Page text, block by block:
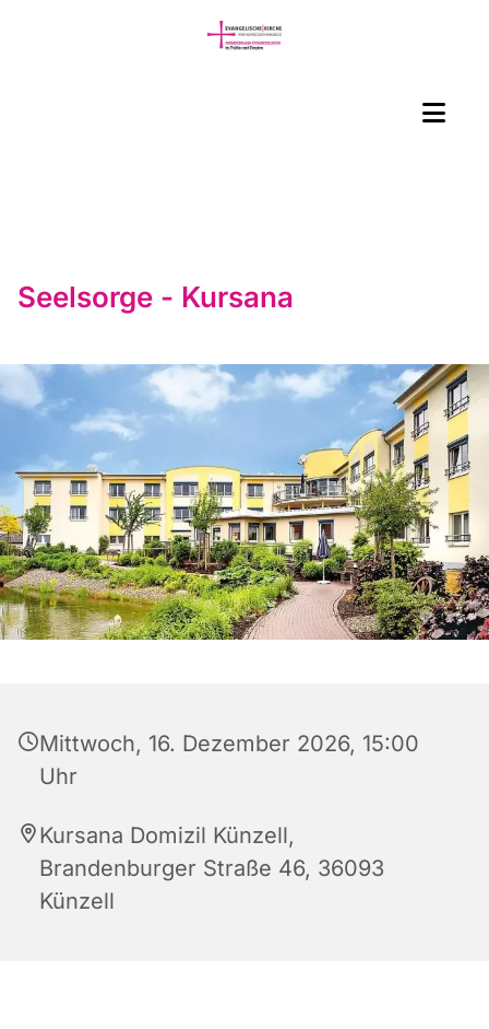
Seelsorge - Kursana
Mittwoch, 16. Dezember 2026, 15:00
Uhr
Kursana Domizil Künzell,
Brandenburger Straße 46, 36093
Künzell